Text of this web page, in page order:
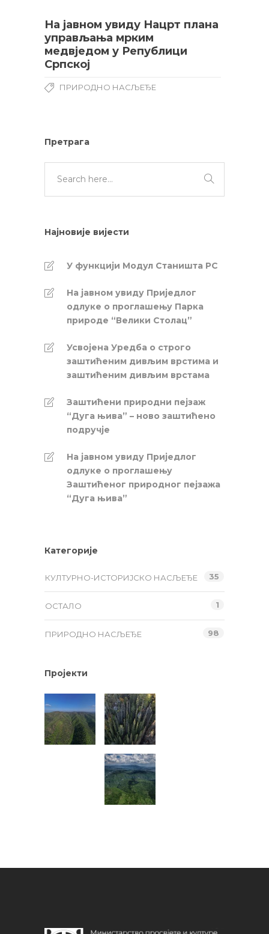
На јавном увиду Нацрт плана
управљања мрким
медвједом у Републици
Српској
ПРИРОДНО НАСЉЕЂЕ
Претрага
Најновије вијести
У функцији Модул Станишта РС
На јавном увиду Приједлог
oдлуке о проглашењу Парка
природе “Велики Столац”
Усвојена Уредба о строго
заштићеним дивљим врстима и
заштићеним дивљим врстама
Заштићени природни пејзаж
“Дуга њива” – ново заштићено
подручје
На јавном увиду Приједлог
oдлуке о проглашењу
Заштићеног природног пејзажа
“Дуга њива”
Категорије
КУЛТУРНО-ИСТОРИЈСКО НАСЉЕЂЕ 35
ОСТАЛО 1
ПРИРОДНО НАСЉЕЂЕ 98
Пројекти